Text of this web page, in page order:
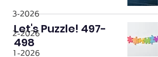
3‐2026
2-2026
1-2026
Let's Puzzle! 497-
498